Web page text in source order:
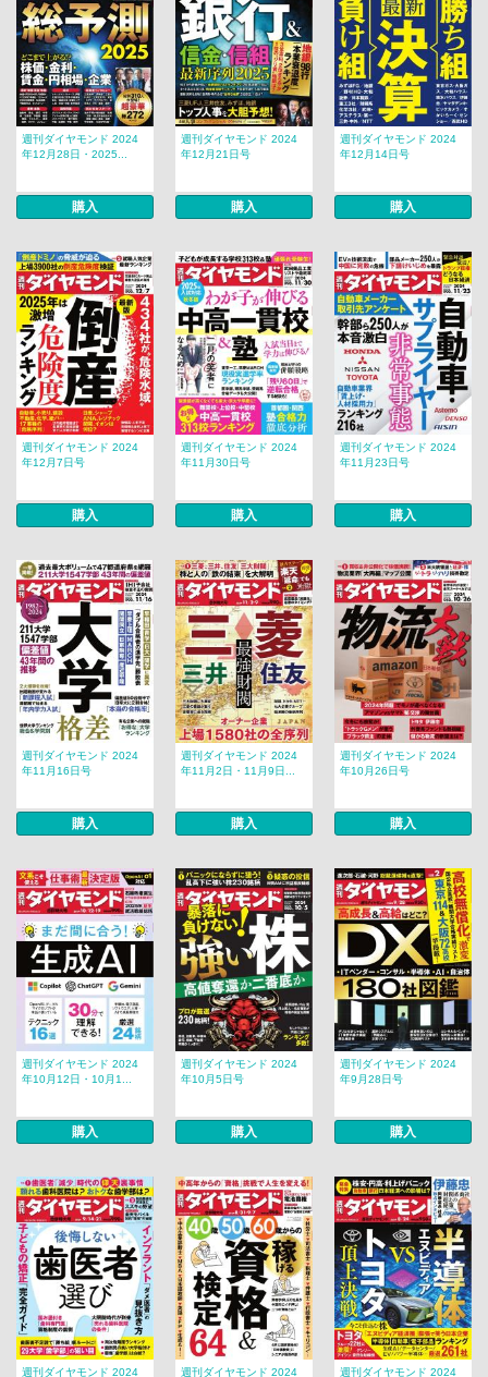
週刊ダイヤモンド 2024
年12月28日・2025...
購入
週刊ダイヤモンド 2024
年12月21日号
購入
週刊ダイヤモンド 2024
年12月14日号
購入
週刊ダイヤモンド 2024
年12月7日号
購入
週刊ダイヤモンド 2024
年11月30日号
購入
週刊ダイヤモンド 2024
年11月23日号
購入
週刊ダイヤモンド 2024
年11月16日号
購入
週刊ダイヤモンド 2024
年11月2日・11月9日...
購入
週刊ダイヤモンド 2024
年10月26日号
購入
週刊ダイヤモンド 2024
年10月12日・10月1...
購入
週刊ダイヤモンド 2024
年10月5日号
購入
週刊ダイヤモンド 2024
年9月28日号
購入
週刊ダイヤモンド 2024
週刊ダイヤモンド 2024
週刊ダイヤモンド 2024